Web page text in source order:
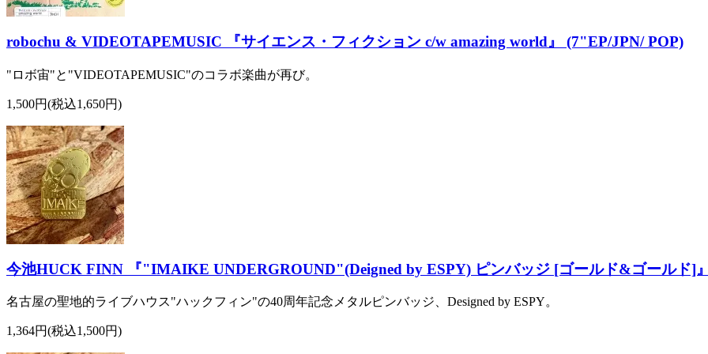
robochu & VIDEOTAPEMUSIC 『サイエンス・フィクション c/w amazing world』 (7"EP/JPN/ POP)
"ロボ宙"と"VIDEOTAPEMUSIC"のコラボ楽曲が再び。
1,500円(税込1,650円)
今池HUCK FINN 『"IMAIKE UNDERGROUND"(Deigned by ESPY) ピンバッジ [ゴールド&ゴールド]
名古屋の聖地的ライブハウス"ハックフィン"の40周年記念メタルピンバッジ、Designed by ESPY。
1,364円(税込1,500円)